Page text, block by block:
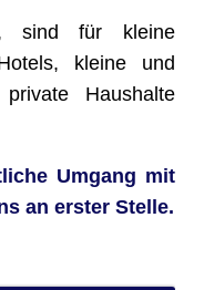
sind für kleine
kleine und
Haushalte
Umgang mit
an erster Stelle.